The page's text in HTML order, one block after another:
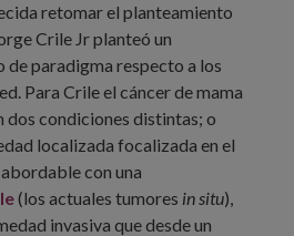
retomar el planteamiento
Crile Jr planteó un
paradigma respecto a los
Para Crile el cáncer de mama
dos condiciones distintas; o
localizada focalizada en el
con una
(los actuales tumores in situ),
invasiva que desde un